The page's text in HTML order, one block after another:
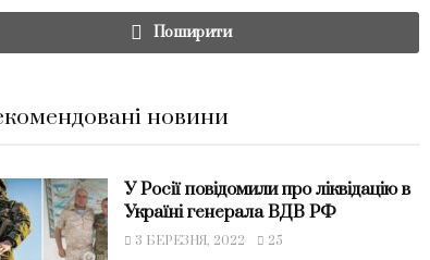
Поширити
новини
У Росії повідомили про ліквідацію в
Україні генерала ВДВ РФ
3 БЕРЕЗНЯ, 2022 25